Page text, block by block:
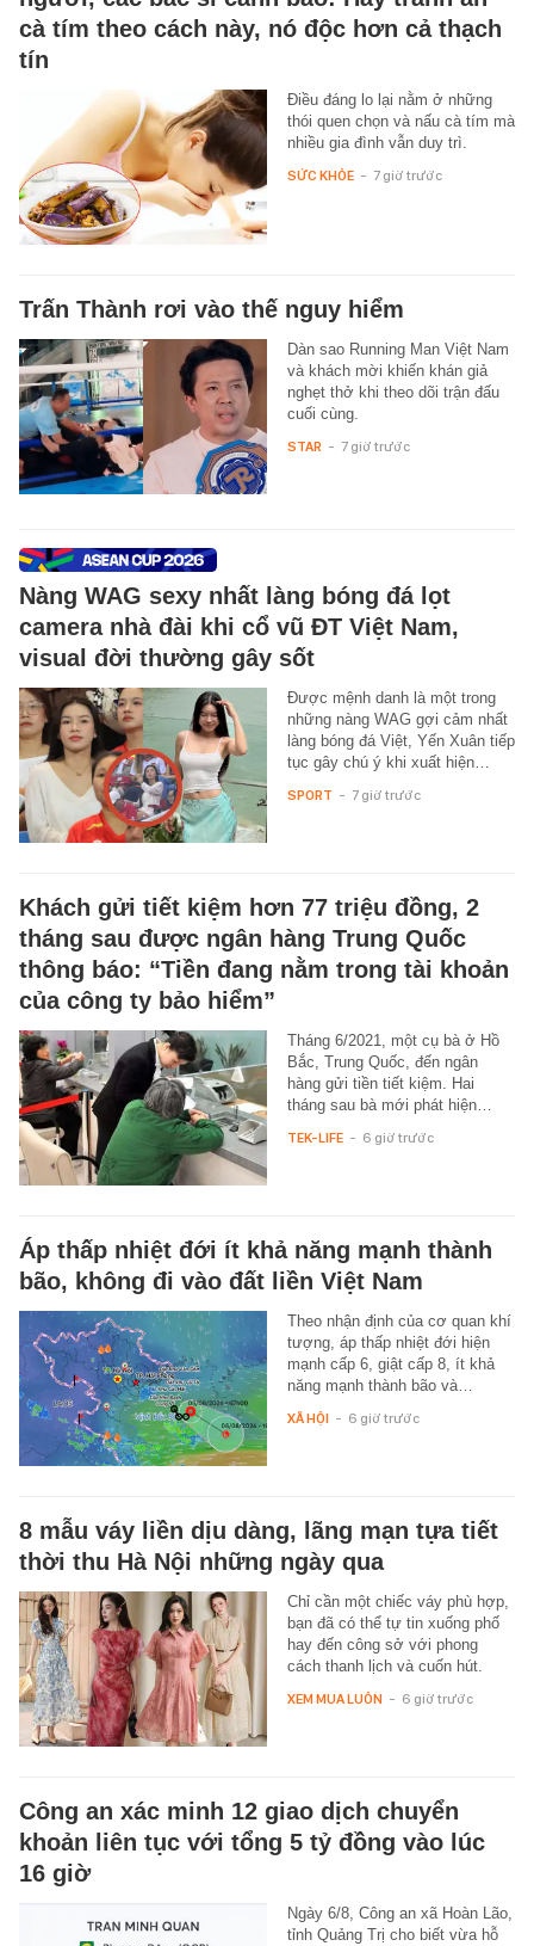
cà tím theo cách này, nó độc hơn cả thạch
tín
Điều đáng lo lại nằm ở những
thói quen chọn và nấu cà tím mà
nhiều gia đình vẫn duy trì.
SỨC KHỎE - 7 giờ trước
Trấn Thành rơi vào thế nguy hiểm
Dàn sao Running Man Việt Nam
và khách mời khiến khán giả
nghẹt thở khi theo dõi trận đấu
cuối cùng.
STAR - 7 giờ trước
Nàng WAG sexy nhất làng bóng đá lọt
camera nhà đài khi cổ vũ ĐT Việt Nam,
visual đời thường gây sốt
Được mệnh danh là một trong
những nàng WAG gợi cảm nhất
làng bóng đá Việt, Yến Xuân tiếp
tục gây chú ý khi xuất hiện…
SPORT - 7 giờ trước
Khách gửi tiết kiệm hơn 77 triệu đồng, 2
tháng sau được ngân hàng Trung Quốc
thông báo: “Tiền đang nằm trong tài khoản
của công ty bảo hiểm”
Tháng 6/2021, một cụ bà ở Hồ
Bắc, Trung Quốc, đến ngân
hàng gửi tiền tiết kiệm. Hai
tháng sau bà mới phát hiện…
TEK-LIFE - 6 giờ trước
Áp thấp nhiệt đới ít khả năng mạnh thành
bão, không đi vào đất liền Việt Nam
Theo nhận định của cơ quan khí
tượng, áp thấp nhiệt đới hiện
mạnh cấp 6, giật cấp 8, ít khả
năng mạnh thành bão và…
XÃ HỘI - 6 giờ trước
8 mẫu váy liền dịu dàng, lãng mạn tựa tiết
thời thu Hà Nội những ngày qua
Chỉ cần một chiếc váy phù hợp,
bạn đã có thể tự tin xuống phố
hay đến công sở với phong
cách thanh lịch và cuốn hút.
XEM MUA LUÔN - 6 giờ trước
Công an xác minh 12 giao dịch chuyển
khoản liên tục với tổng 5 tỷ đồng vào lúc
16 giờ
Ngày 6/8, Công an xã Hoàn Lão,
tỉnh Quảng Trị cho biết vừa hỗ